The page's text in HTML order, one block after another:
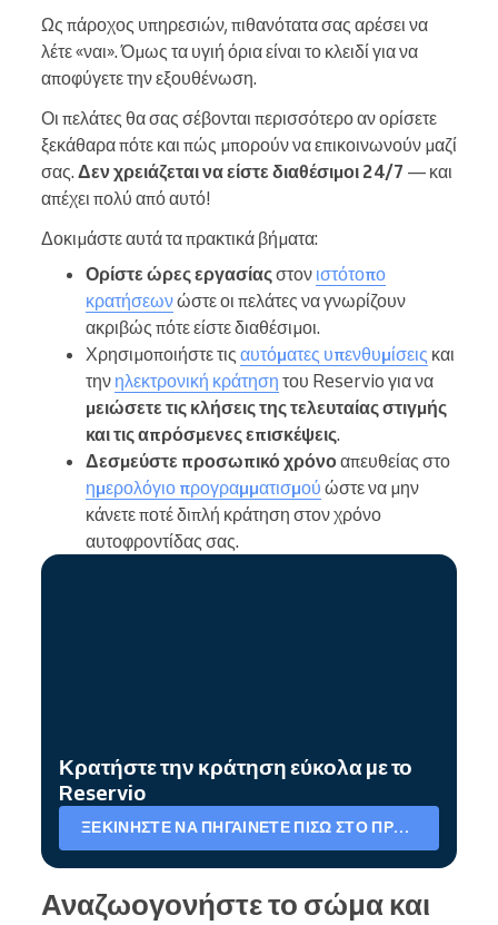
Ως πάροχος υπηρεσιών, πιθανότατα σας αρέσει να
λέτε «ναι». Όμως τα υγιή όρια είναι το κλειδί για να
αποφύγετε την εξουθένωση.
Οι πελάτες θα σας σέβονται περισσότερο αν ορίσετε
ξεκάθαρα πότε και πώς μπορούν να επικοινωνούν μαζί
σας. Δεν χρειάζεται να είστε διαθέσιμοι 24/7 — και
απέχει πολύ από αυτό!
Δοκιμάστε αυτά τα πρακτικά βήματα:
Ορίστε ώρες εργασίαςστον ιστότοπο
κρατήσεωνώστε οι πελάτες να γνωρίζουν
ακριβώς πότε είστε διαθέσιμοι.
Χρησιμοποιήστε τις αυτόματες υπενθυμίσεις και
την ηλεκτρονική κράτηση του Reservio για να
μειώσετε τις κλήσεις της τελευταίας στιγμής
και τις απρόσμενες επισκέψεις.
Δεσμεύστε προσωπικό χρόνοαπευθείας στο
ημερολόγιο προγραμματισμού ώστε να μην
κάνετε ποτέ διπλή κράτηση στον χρόνο
αυτοφροντίδας σας.
Κρατήστε την κράτηση εύκολα με το
Reservio
ΞΕΚΙΝΉΣΤΕ ΝΑ ΠΗΓΑΊΝΕΤΕ ΠΊΣΩ ΣΤΟ ΠΡΌΓΡΑΜΜΑ ΣΑΣ
Αναζωογονήστε το σώμα και